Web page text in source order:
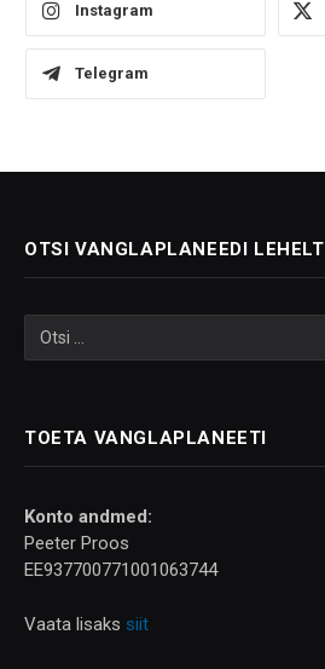
Instagram
Telegram
OTSI VANGLAPLANEEDI LEHELT
TOETA VANGLAPLANEETI
Konto andmed:
Peeter Proos
EE937700771001063744
Vaata lisaks siit